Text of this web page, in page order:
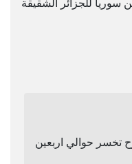
سوريا للجزائر الشقيقة
تخسر حوالي اربعين